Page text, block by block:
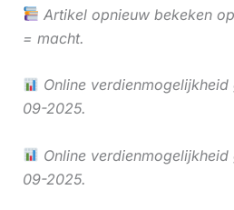
Artikel opnieuw bekeken
= macht.
Online
09-2025.
Online
09-2025.